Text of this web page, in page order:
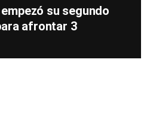
su segundo
afrontar 3